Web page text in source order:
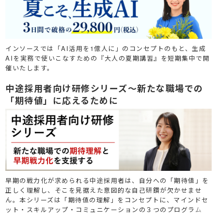
インソースでは「AI活用を1億人に」のコンセプトのもと、生成
AIを実務で使いこなすための『大人の夏期講習』を短期集中で開
催いたします。
中途採用者向け研修シリーズ～新たな職場での
「期待値」に応えるために
早期の戦力化が求められる中途採用者は、自分への「期待値」を
正しく理解し、そこを見据えた意図的な自己研鑽が欠かせませ
ん。本シリーズは「期待値の理解」をコンセプトに、マインドセ
ット・スキルアップ・コミュニケーションの３つのプログラム